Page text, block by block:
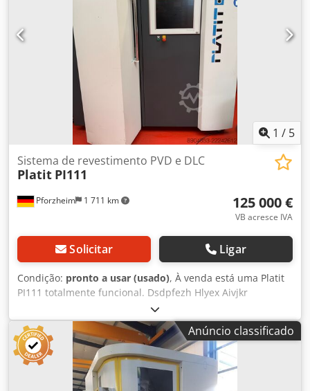
dos dados técnicos, pela completude de acessórios e
ferramentas, nem pelo cumprimento de quaisquer
requisitos de segurança ou proteção ambiental
estabelecidos nas normas de prevenção de acidentes.
Dkedpezkiz Aefx Aivsr
1 / 5
Pforzheim 1 711 km
Sistema de revestimento PVD e DLC
Platit PI111
125 000 €
VB acresce IVA
Solicitar Ligar
Condição: pronto a usar (usado), À venda está uma Platit
PI111 totalmente funcional. Dsdpfezh Hlyex Aivjkr
Anúncio classificado